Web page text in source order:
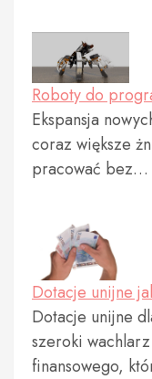
Roboty do
Ekspansja
coraz większe
pracować bez…
Dotacje unijne
Dotacje unijne
szeroki
finansowego,